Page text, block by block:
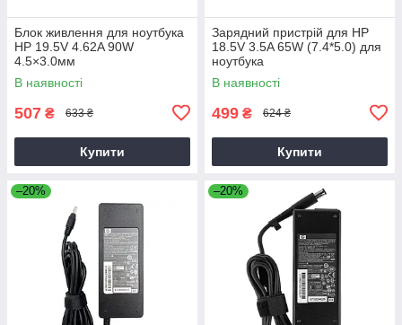
Блок живлення для ноутбука
HP 19.5V 4.62A 90W
4.5×3.0мм
В наявності
507 ₴ 633 ₴
Купити
Зарядний пристрій для HP
18.5V 3.5A 65W (7.4*5.0) для
ноутбука
В наявності
499 ₴ 624 ₴
Купити
–20% –20%